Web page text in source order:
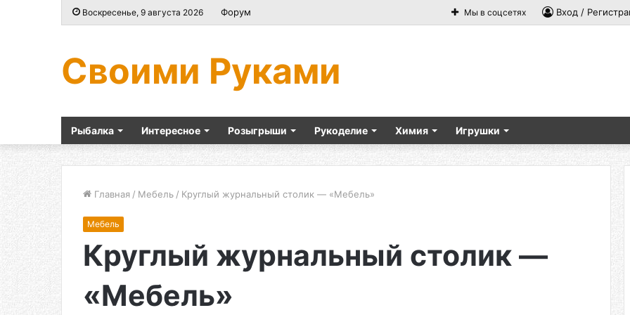
Воскресенье, 9 августа 2026 Форум Вход /
Мы в соцсетях
Своими Руками
Рыбалка Интересное Розыгрыши Рукоделие Химия Игрушки
Главная / Мебель / Круглый журнальный столик — «Мебель»
Мебель
Круглый журнальный столик —
«Мебель»